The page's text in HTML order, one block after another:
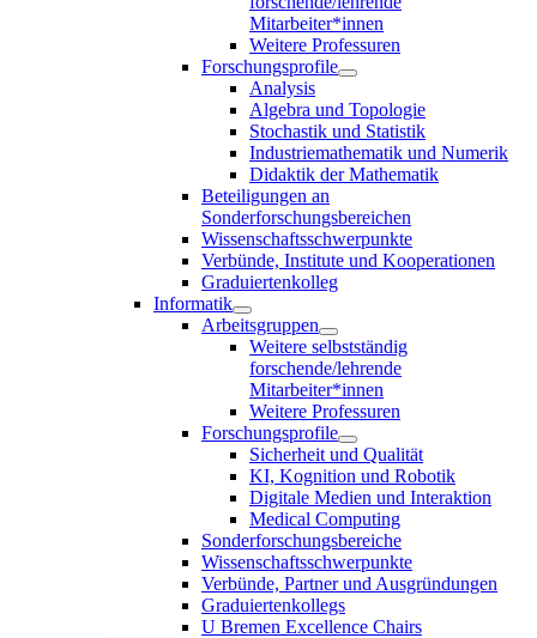
Mitarbeiter*innen
Weitere Professuren
Forschungsprofile
Analysis
Algebra und Topologie
Stochastik und Statistik
Industriemathematik und Numerik
Didaktik der Mathematik
Beteiligungen an
Sonderforschungsbereichen
Wissenschaftsschwerpunkte
Verbünde, Institute und Kooperationen
Graduiertenkolleg
Informatik
Arbeitsgruppen
Weitere selbstständig
forschende/lehrende
Mitarbeiter*innen
Weitere Professuren
Forschungsprofile
Sicherheit und Qualität
KI, Kognition und Robotik
Digitale Medien und Interaktion
Medical Computing
Sonderforschungsbereiche
Wissenschaftsschwerpunkte
Verbünde, Partner und Ausgründungen
Graduiertenkollegs
U Bremen Excellence Chairs